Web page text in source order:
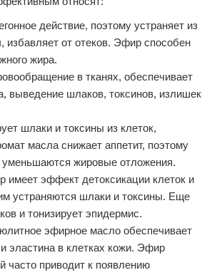
действие, поэтому устраняет из
избавляет от отеков. Эфир способен
жира.
в тканях, обеспечивает
выведение шлаков, токсинов, излишек
шлаки и токсины из клеток,
масла снижает аппетит, поэтому
уменьшаются жировые отложения.
эффект детоксикации клеток и
устраняются шлаки и токсины. Еще
и тонизирует эпидермис.
эфирное масло обеспечивает
эластина в клетках кожи. Эфир
часто приводит к появлению